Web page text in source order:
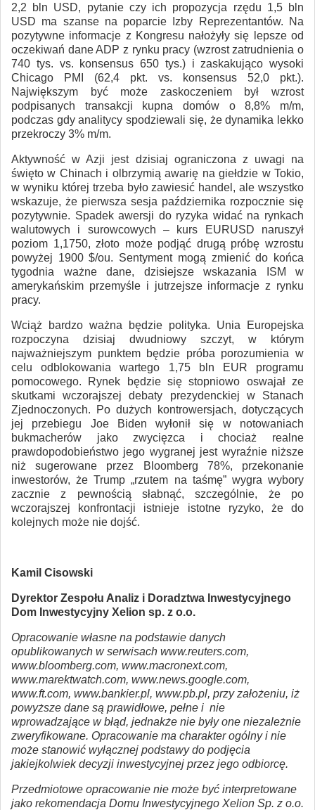
2,2 bln USD, pytanie czy ich propozycja rzędu 1,5 bln
USD ma szanse na poparcie Izby Reprezentantów. Na
pozytywne informacje z Kongresu nałożyły się lepsze od
oczekiwań dane ADP z rynku pracy (wzrost zatrudnienia o
740 tys. vs. konsensus 650 tys.) i zaskakująco wysoki
Chicago PMI (62,4 pkt. vs. konsensus 52,0 pkt.).
Największym być może zaskoczeniem był wzrost
podpisanych transakcji kupna domów o 8,8% m/m,
podczas gdy analitycy spodziewali się, że dynamika lekko
przekroczy 3% m/m.
Aktywność w Azji jest dzisiaj ograniczona z uwagi na
święto w Chinach i olbrzymią awarię na giełdzie w Tokio,
w wyniku której trzeba było zawiesić handel, ale wszystko
wskazuje, że pierwsza sesja października rozpocznie się
pozytywnie. Spadek awersji do ryzyka widać na rynkach
walutowych i surowcowych – kurs EURUSD naruszył
poziom 1,1750, złoto może podjąć drugą próbę wzrostu
powyżej 1900 $/ou. Sentyment mogą zmienić do końca
tygodnia ważne dane, dzisiejsze wskazania ISM w
amerykańskim przemyśle i jutrzejsze informacje z rynku
pracy.
Wciąż bardzo ważna będzie polityka. Unia Europejska
rozpoczyna dzisiaj dwudniowy szczyt, w którym
najważniejszym punktem będzie próba porozumienia w
celu odblokowania wartego 1,75 bln EUR programu
pomocowego. Rynek będzie się stopniowo oswajał ze
skutkami wczorajszej debaty prezydenckiej w Stanach
Zjednoczonych. Po dużych kontrowersjach, dotyczących
jej przebiegu Joe Biden wyłonił się w notowaniach
bukmacherów jako zwycięzca i chociaż realne
prawdopodobieństwo jego wygranej jest wyraźnie niższe
niż sugerowane przez Bloomberg 78%, przekonanie
inwestorów, że Trump „rzutem na taśmę” wygra wybory
zacznie z pewnością słabnąć, szczególnie, że po
wczorajszej konfrontacji istnieje istotne ryzyko, że do
kolejnych może nie dojść.
Kamil Cisowski
Dyrektor Zespołu Analiz i Doradztwa Inwestycyjnego
Dom Inwestycyjny Xelion sp. z o.o.
Opracowanie własne na podstawie danych
opublikowanych w serwisach www.reuters.com,
www.bloomberg.com, www.macronext.com,
www.marektwatch.com, www.news.google.com,
www.ft.com, www.bankier.pl, www.pb.pl, przy założeniu, iż
powyższe dane są prawidłowe, pełne i nie
wprowadzające w błąd, jednakże nie były one niezależnie
zweryfikowane. Opracowanie ma charakter ogólny i nie
może stanowić wyłącznej podstawy do podjęcia
jakiejkolwiek decyzji inwestycyjnej przez jego odbiorcę.
Przedmiotowe opracowanie nie może być interpretowane
jako rekomendacja Domu Inwestycyjnego Xelion Sp. z o.o.